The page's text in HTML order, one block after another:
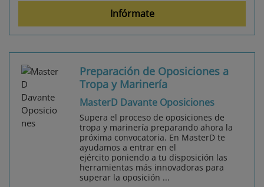
Infórmate
Preparación de Oposiciones a
Tropa y Marinería
MasterD Davante Oposiciones
Supera el proceso de oposiciones de
tropa y marinería preparando ahora la
próxima convocatoria. En MasterD te
ayudamos a entrar en el
ejército poniendo a tu disposición las
herramientas más innovadoras para
superar la oposición ...